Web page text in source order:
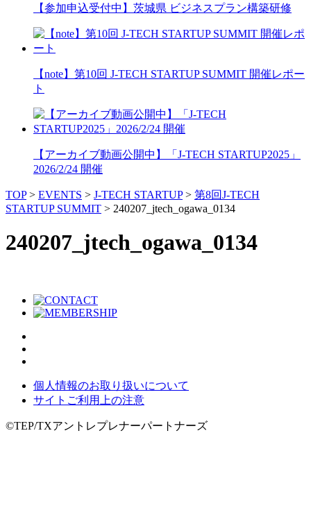
【参加申込受付中】茨城県 ビジネスプラン構築研修
【note】第10回 J-TECH STARTUP SUMMIT 開催レポー
ト
【アーカイブ動画公開中】「J-TECH STARTUP2025」
2026/2/24 開催
TOP> EVENTS > J-TECH STARTUP> 第8回J-TECH
STARTUP SUMMIT > 240207_jtech_ogawa_0134
240207_jtech_ogawa_0134
個人情報のお取り扱いについて
サイトご利用上の注意
©TEP/TXアントレプレナーパートナーズ